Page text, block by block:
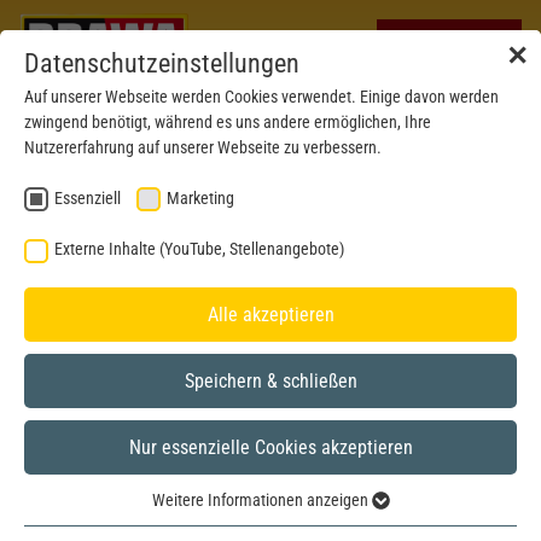
BRAWA MUSEUM
Model year 2022
✕
Datenschutzeinstellungen
Auf unserer Webseite werden Cookies verwendet. Einige davon werden
zwingend benötigt, während es uns andere ermöglichen, Ihre
Nutzererfahrung auf unserer Webseite zu verbessern.
Essenziell Marketing
Externe Inhalte (YouTube, Stellenangebote)
Alle akzeptieren
Speichern & schließen
Nur essenzielle Cookies akzeptieren
Weitere Informationen anzeigen